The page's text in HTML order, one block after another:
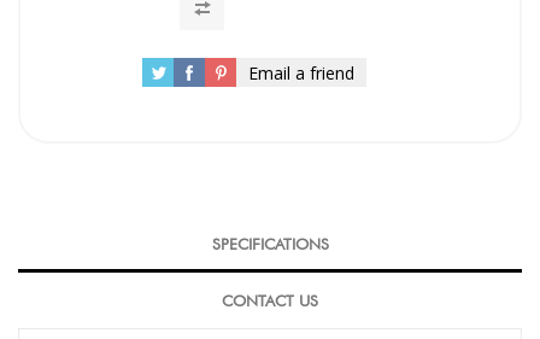
Email a friend
SPECIFICATIONS
CONTACT US